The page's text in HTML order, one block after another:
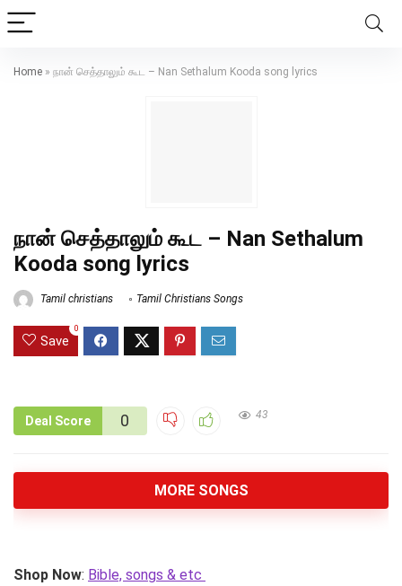
Home » நான் செத்தாலும் கூட – Nan Sethalum Kooda song lyrics
நான் செத்தாலும் கூட – Nan Sethalum
Kooda song lyrics
Tamil christians Tamil Christians Songs
Save
0
Deal Score 0 43
MORE SONGS
Shop Now: Bible, songs & etc